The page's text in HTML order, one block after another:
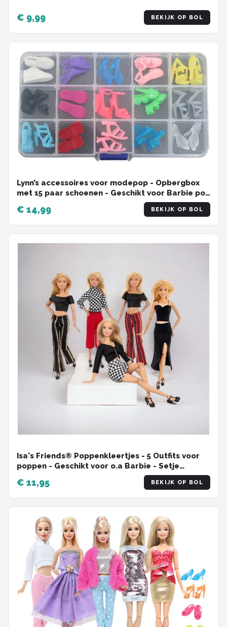
€ 9,99 BEKIJK OP BOL
Lynn’s accessoires voor modepop - Opbergbox
met 15 paar schoenen - Geschikt voor Barbie pop
- Schoenen modepop - Opbergdoosje -
Cadeauzakje
€ 14,99 BEKIJK OP BOL
Isa's Friends® Poppenkleertjes - 5 Outfits voor
poppen - Geschikt voor o.a Barbie - Setje
€ 11,95 BEKIJK OP BOL